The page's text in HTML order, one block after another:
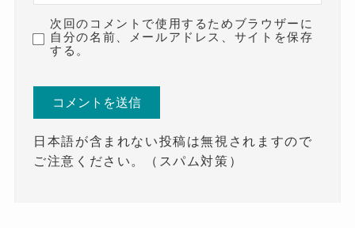
次回のコメントで使用するためブラウザーに
自分の名前、メールアドレス、サイトを保存
する。
日本語が含まれない投稿は無視されますので
ご注意ください。（スパム対策）